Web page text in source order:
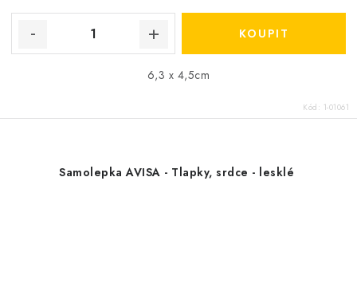
6,3 x 4,5cm
Kód: 1-01061
Samolepka AVISA - Tlapky, srdce - lesklé